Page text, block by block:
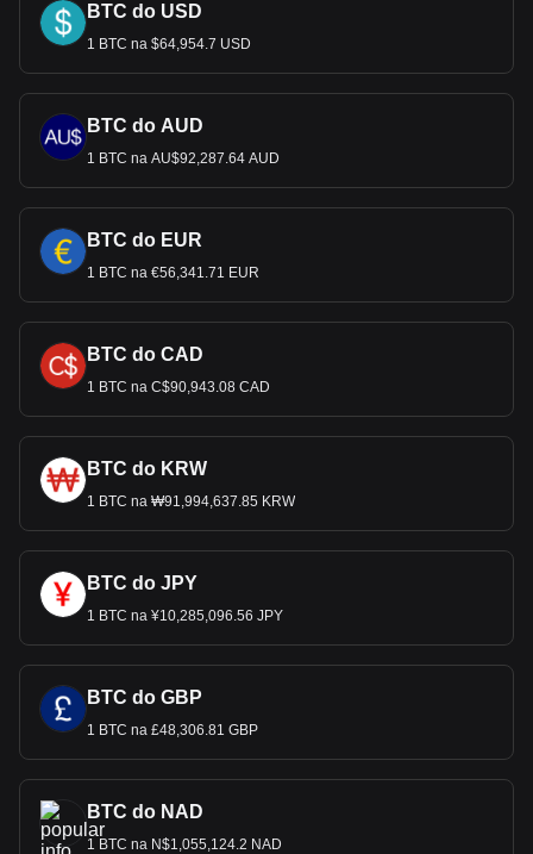
BTC do USD
1 BTC na $64,954.7 USD
BTC do AUD
1 BTC na AU$92,287.64 AUD
BTC do EUR
1 BTC na €56,341.71 EUR
BTC do CAD
1 BTC na C$90,943.08 CAD
BTC do KRW
1 BTC na ₩91,994,637.85 KRW
BTC do JPY
1 BTC na ¥10,285,096.56 JPY
BTC do GBP
1 BTC na £48,306.81 GBP
BTC do NAD
1 BTC na N$1,055,124.2 NAD